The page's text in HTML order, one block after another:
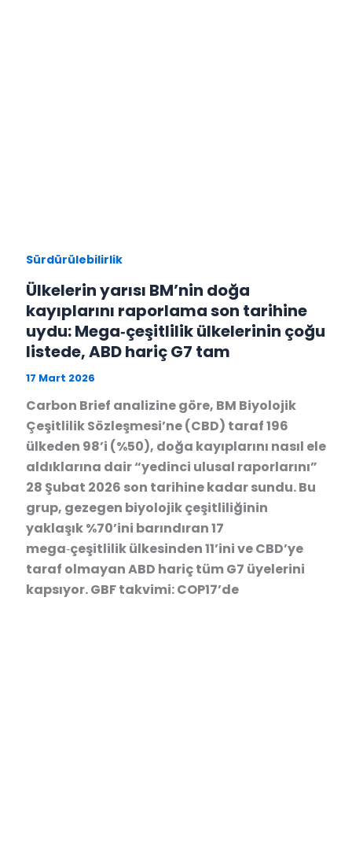
Sürdürülebilirlik
Ülkelerin yarısı BM’nin doğa
kayıplarını raporlama son tarihine
uydu: Mega‑çeşitlilik ülkelerinin çoğu
listede, ABD hariç G7 tam
17 Mart 2026
Carbon Brief analizine göre, BM Biyolojik
Çeşitlilik Sözleşmesi’ne (CBD) taraf 196
ülkeden 98’i (%50), doğa kayıplarını nasıl ele
aldıklarına dair “yedinci ulusal raporlarını”
28 Şubat 2026 son tarihine kadar sundu. Bu
grup, gezegen biyolojik çeşitliliğinin
yaklaşık %70’ini barındıran 17
mega‑çeşitlilik ülkesinden 11’ini ve CBD’ye
taraf olmayan ABD hariç tüm G7 üyelerini
kapsıyor. GBF takvimi: COP17’de